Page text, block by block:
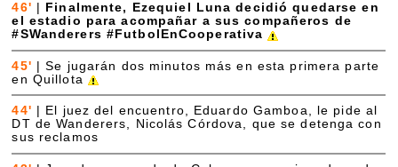
46'
Finalmente, Ezequiel Luna decidió quedarse en
el estadio para acompañar a sus compañeros de
#SWanderers #FutbolEnCooperativa
45' |Se jugarán dos minutos más en esta primera parte
en Quillota
44'
El juez del encuentro, Eduardo Gamboa, le pide al
DT de Wanderers, Nicolás Córdova, que se detenga con
sus reclamos